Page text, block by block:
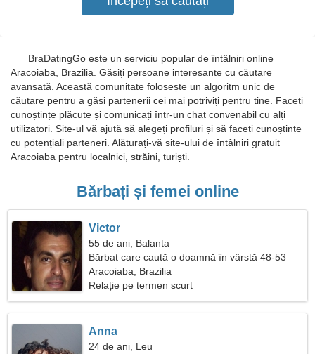
BraDatingGo este un serviciu popular de întâlniri online
Aracoiaba, Brazilia. Găsiți persoane interesante cu căutare
avansată. Această comunitate folosește un algoritm unic de
căutare pentru a găsi partenerii cei mai potriviți pentru tine. Faceți
cunoștințe plăcute și comunicați într-un chat convenabil cu alți
utilizatori. Site-ul vă ajută să alegeți profiluri și să faceți cunoștințe
cu potențiali parteneri. Alăturați-vă site-ului de întâlniri gratuit
Aracoiaba pentru localnici, străini, turiști.
Bărbați și femei online
Victor
55 de ani, Balanta
Bărbat care caută o doamnă în vârstă 48-53
Aracoiaba, Brazilia
Relație pe termen scurt
Anna
24 de ani, Leu